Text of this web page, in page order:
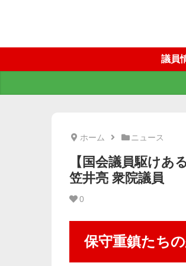
議員
ホーム ニュース
【国会議員駆けあ
笠井亮 衆院議員
0
保守重鎮たち